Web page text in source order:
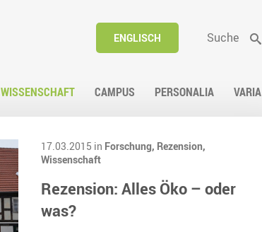
ENGLISCH Suche
WISSENSCHAFT CAMPUS PERSONALIA VARIA
17.03.2015 in Forschung, Rezension,
Wissenschaft
Rezension: Alles Öko – oder
was?